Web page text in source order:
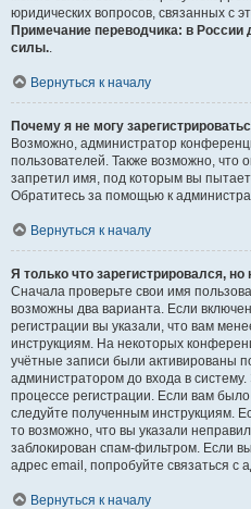
юридических вопросов, связанных с
Примечание переводчика: в
силы..
Вернуться к началу
Почему я не могу
Возможно, администратор
пользователей. Также возможно, что
запретил имя, под которым вы
Обратитесь за помощью к
Вернуться к началу
Я только что зарегистрировался, но
Сначала проверьте свои имя
возможны два варианта. Если
регистрации вы указали, что вам
инструкциям. На некоторых
учётные записи были активированы
администратором до входа в
процессе регистрации. Если вам
следуйте полученным инструкциям.
то возможно, что вы указали
заблокирован спам-фильтром. Если
адрес email, попробуйте связаться с
Вернуться к началу